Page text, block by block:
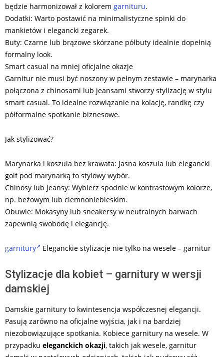
będzie harmonizował z kolorem garnituru.
Dodatki: Warto postawić na minimalistyczne spinki do
mankietów i elegancki zegarek.
Buty: Czarne lub brązowe skórzane półbuty idealnie dopełnią
formalny look.
Smart casual na mniej oficjalne okazje
Garnitur nie musi być noszony w pełnym zestawie – marynarka
połączona z chinosami lub jeansami stworzy stylizację w stylu
smart casual. To idealne rozwiązanie na kolację, randkę czy
półformalne spotkanie biznesowe.
Jak stylizować?
Marynarka i koszula bez krawata: Jasna koszula lub elegancki
golf pod marynarką to stylowy wybór.
Chinosy lub jeansy: Wybierz spodnie w kontrastowym kolorze,
np. beżowym lub ciemnoniebieskim.
Obuwie: Mokasyny lub sneakersy w neutralnych barwach
zapewnią swobodę i elegancję.
garnitury Eleganckie stylizacje nie tylko na wesele – garnitur
Stylizacje dla kobiet – garnitury w wersji
damskiej
Damskie garnitury to kwintesencja współczesnej elegancji.
Pasują zarówno na oficjalne wyjścia, jak i na bardziej
niezobowiązujące spotkania. Kobiece garnitury na wesele. W
przypadku eleganckich okazji, takich jak wesele, garnitur